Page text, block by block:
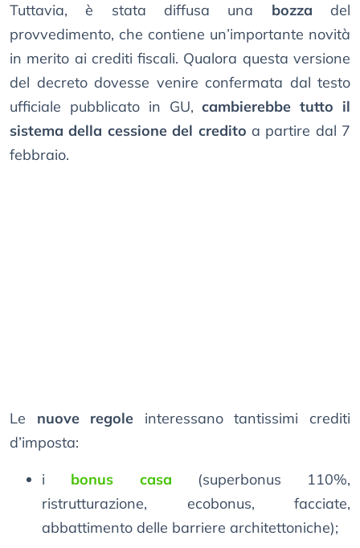
Tuttavia, è stata diffusa una bozza del
provvedimento, che contiene un’importante novità
in merito ai crediti fiscali. Qualora questa versione
del decreto dovesse venire confermata dal testo
ufficiale pubblicato in GU,cambierebbe tutto il
sistema della cessione del credito a partire dal 7
febbraio.
Le nuove regole interessano tantissimi crediti
d’imposta:
i bonus casa (superbonus 110%,
ristrutturazione, ecobonus, facciate,
abbattimento delle barriere architettoniche);